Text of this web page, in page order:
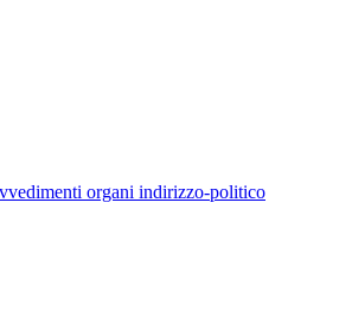
organi indirizzo-politico